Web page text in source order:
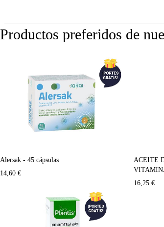
Productos preferidos de
Alersak - 45 cápsulas
14,60 €
ACEITE
16,25 €